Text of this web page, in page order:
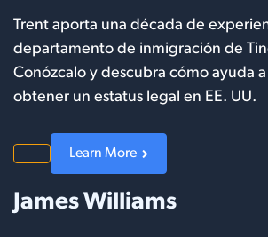
Trent aporta una década de
departamento de inmigración de
Conózcalo y descubra cómo ayuda a
obtener un estatus legal en EE. UU.
Learn More
James Williams